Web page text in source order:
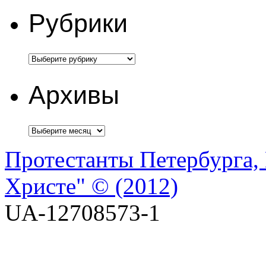
Рубрики
Архивы
Протестанты
Христе" © (2012)
UA-12708573-1